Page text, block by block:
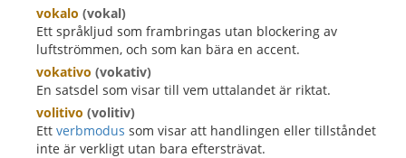
vokalo (vokal)
Ett språkljud som frambringas utan blockering av
luftströmmen, och som kan bära en accent.
vokativo (vokativ)
En satsdel som visar till vem uttalandet är riktat.
volitivo (volitiv)
Ett verbmodus som visar att handlingen eller tillståndet
inte är verkligt utan bara eftersträvat.